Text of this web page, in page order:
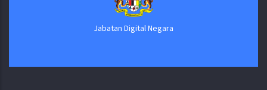
Jabatan Digital Negara